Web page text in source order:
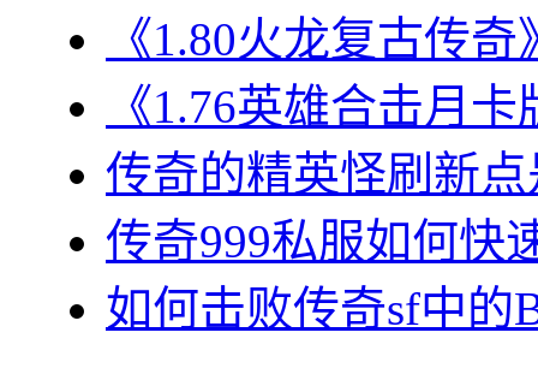
《1.80火龙复古传
《1.76英雄合击月
传奇的精英怪刷新
传奇999私服如何快
如何击败传奇sf中的